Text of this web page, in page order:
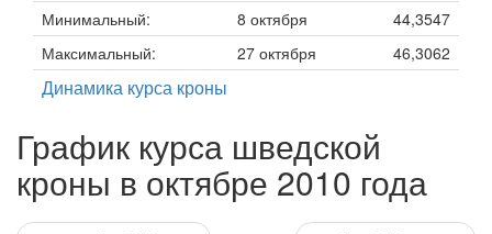
Минимальный:
8 октября
44,3547
Максимальный:
27 октября 46,3062
Динамика курса кроны
График курса шведской
кроны в октябре 2010 года